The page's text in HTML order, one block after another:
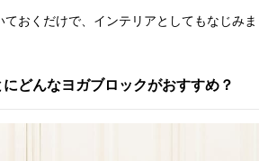
ておくだけで、インテリアとしてもなじみま
どんなヨガブロックがおすすめ？